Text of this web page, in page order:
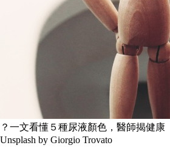
一文看懂５種尿液顏色，醫師揭健康
by Giorgio Trovato